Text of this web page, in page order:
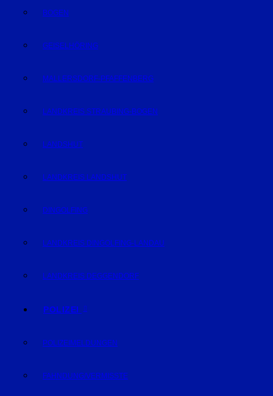
BOGEN
GEISELHÖRING
MALLERSDORF-PFAFFENBERG
LANDKREIS STRAUBING-BOGEN
LANDSHUT
LANDKREIS LANDSHUT
DINGOLFING
LANDKREIS DINGOLFING-LANDAU
LANDKREIS DEGGENDORF
POLIZEI
POLIZEIMELDUNGEN
FAHNDUNG/VERMISSTE